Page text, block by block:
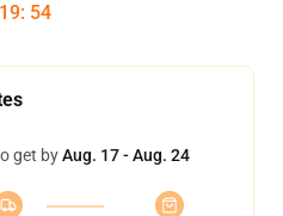
19: 54
get byAug. 17 - Aug. 24